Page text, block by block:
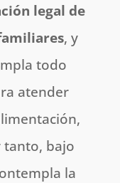
legal de
, y
todo
atender
tanto, bajo
la